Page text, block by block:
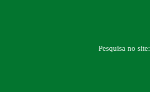
Pesquisa no site: